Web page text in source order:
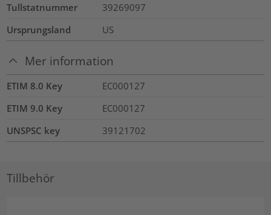
Tullstatnummer
39269097
Ursprungsland
US
Mer information
ETIM 8.0 Key
EC000127
ETIM 9.0 Key
EC000127
UNSPSC key
39121702
Tillbehör